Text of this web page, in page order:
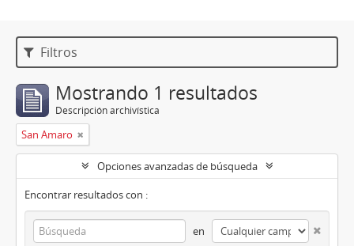
Filtros
Mostrando 1 resultados
Descripción archivística
San Amaro
Opciones avanzadas de búsqueda
Encontrar resultados con :
en